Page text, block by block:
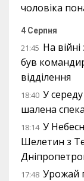
чоловіка
4 Серпня
21:45 На
був
відділення
18:40 У
шалена спека
18:14 У
Шелетин з
17:48 Урожай